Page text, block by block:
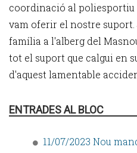
coordinació al poliesportiu
vam oferir el nostre suport.
família a l'alberg del
tot el suport que calgui en
d'aquest lamentable
ENTRADES AL BLOC
11/07/2023 Nou